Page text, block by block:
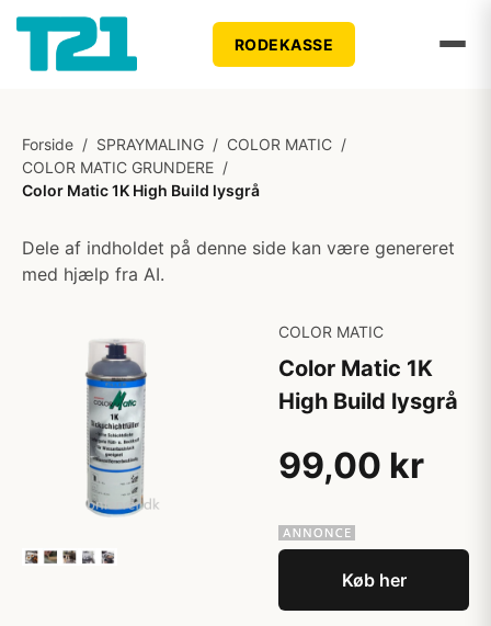
RODEKASSE
Forside / SPRAYMALING / COLOR MATIC /
COLOR MATIC GRUNDERE /
Color Matic 1K High Build lysgrå
Dele af indholdet på denne side kan være genereret
med hjælp fra AI.
COLOR MATIC
Color Matic 1K
High Build lysgrå
99,00 kr
Køb her